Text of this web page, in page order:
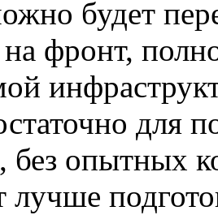
будет
на фронт,
для
без опытных
лучше